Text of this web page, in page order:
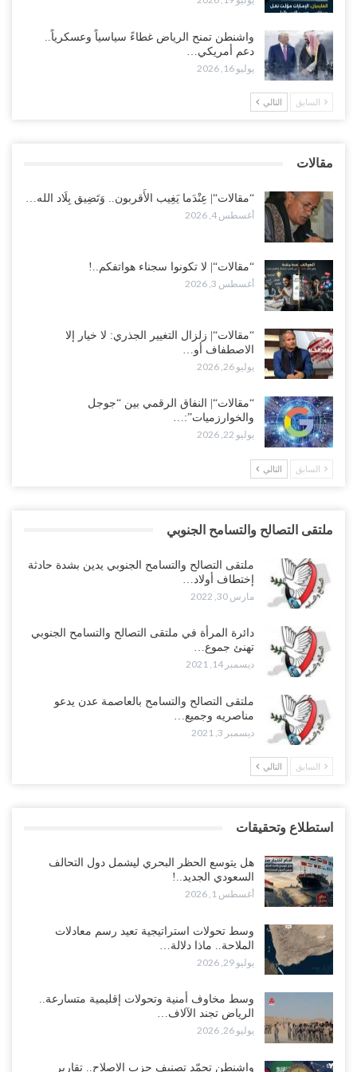
مع تصاعد الخلافات داخل “الرئاسي”.. أعضاء المجلس ينقلبون على
أغسطس 3, 2026
العطش وغياب الغاز يفاقمان مأساة الأهالي بعدن.. مدينة تغرق في دوامة
الانهيار الخدمي..!
أغسطس 3, 2026
واشنطن تمنح الرياض غطاءً سياسياً وعسكرياً..
دعم أمريكي…
يوليو 16, 2026
السابق التالي
مقالات
“مقالات“| عِنْدَما يَغِيب الأَقربون.. وَتَضِيق بِلَاد الله…
أغسطس 4, 2026
“مقالات“| لا تكونوا سجناء هواتفكم..!
أغسطس 3, 2026
“مقالات“| زلزال التغيير الجذري: لا خيار إلا
الاصطفاف أو…
يوليو 26, 2026
“مقالات“| النفاق الرقمي بين “جوجل
والخوارزميات”:…
يوليو 22, 2026
السابق التالي
ملتقى التصالح والتسامح الجنوبي
ملتقى التصالح والتسامح الجنوبي يدين بشدة حادثة
إختطاف أولاد…
مارس 30, 2022
دائرة المرأة في ملتقى التصالح والتسامح الجنوبي
تهنئ جموع…
ديسمبر 14, 2021
ملتقى التصالح والتسامح بالعاصمة عدن يدعو
مناصريه وجميع…
ديسمبر 3, 2021
السابق التالي
استطلاع وتحقيقات
هل يتوسع الحظر البحري ليشمل دول التحالف
السعودي الجديد..!
أغسطس 1, 2026
وسط تحولات استراتيجية تعيد رسم معادلات
الملاحة.. ماذا دلالة…
يوليو 29, 2026
وسط مخاوف أمنية وتحولات إقليمية متسارعة..
الرياض تجند الآلاف…
يوليو 26, 2026
واشنطن تجمّد تصنيف حزب الإصلاح.. تقارير